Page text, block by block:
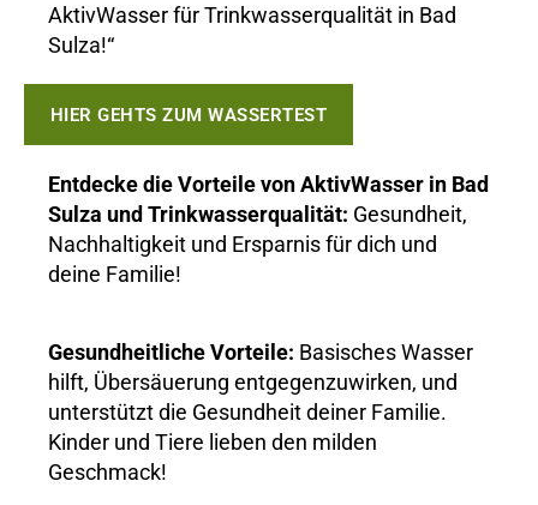
AktivWasser für Trinkwasserqualität in Bad
Sulza!“
HIER GEHTS ZUM WASSERTEST
Entdecke die Vorteile von AktivWasser in Bad
Sulza und Trinkwasserqualität: Gesundheit,
Nachhaltigkeit und Ersparnis für dich und
deine Familie!
Gesundheitliche Vorteile: Basisches Wasser
hilft, Übersäuerung entgegenzuwirken, und
unterstützt die Gesundheit deiner Familie.
Kinder und Tiere lieben den milden
Geschmack!